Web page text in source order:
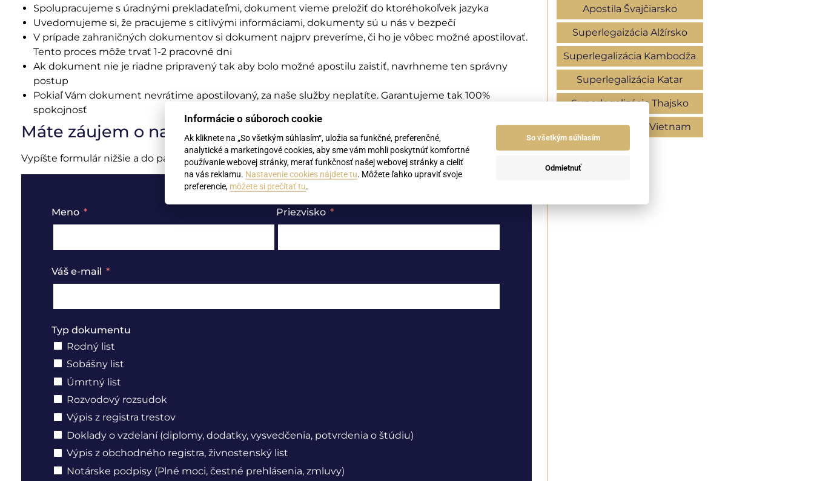
Spolupracujeme s úradnými prekladateľmi, dokument vieme preložiť do ktoréhokoľvek jazyka
Uvedomujeme si, že pracujeme s citlivými informáciami, dokumenty sú u nás v bezpečí
V prípade zahraničných dokumentov si dokument najprv preveríme, či ho je vôbec možné apostilovať.
Tento proces môže trvať 1-2 pracovné dni
Ak dokument nie je riadne pripravený tak aby bolo možné apostilu zaistiť, navrhneme ten správny
postup
Pokiaľ Vám dokument nevrátime apostilovaný, za naše služby neplatíte. Garantujeme tak 100%
spokojnosť
Máte záujem o naše služby?
Vypíšte formulár nižšie a do pár hodín Vám pošleme nezáväznú cenovú ponuku.
Meno Priezvisko
Váš e-mail
Typ dokumentu
Rodný list
Sobášny list
Úmrtný list
Rozvodový rozsudok
Výpis z registra trestov
Doklady o vzdelaní (diplomy, dodatky, vysvedčenia, potvrdenia o štúdiu)
Výpis z obchodného registra, živnostenský list
Notárske podpisy (Plné moci, čestné prehlásenia, zmluvy)
Apostila Švajčiarsko
Superlegaizácia Alžírsko
Superlegalizácia Kambodža
Superlegalizácia Katar
Superlegalizácia Thajsko
Superlegalizácia Vietnam
Informácie o súboroch cookie
Ak kliknete na „So všetkým súhlasím“, uložia sa funkčné, preferenčné,
analytické a marketingové cookies, aby sme vám mohli poskytnúť komfortné
používanie webovej stránky, merať funkčnosť našej webovej stránky a cieliť
na vás reklamu. Nastavenie cookies nájdete tu. Môžete ľahko upraviť svoje
preferencie, môžete si prečítať tu.
So všetkým súhlasím
Odmietnuť